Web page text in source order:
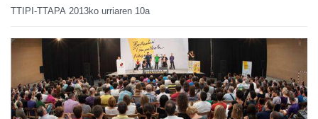
TTIPI-TTAPA 2013ko urriaren 10a